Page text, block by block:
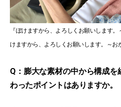
『ぼけますから、よろしくお願いします
けますから、よろしくお願いします。～お
Q：膨大な素材の中から構成
わったポイントはありますか。